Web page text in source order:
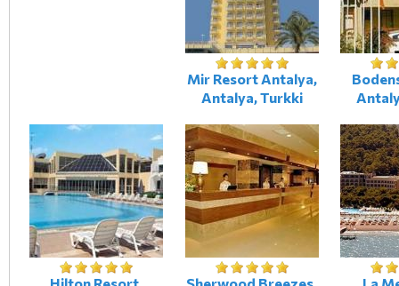
Mir Resort Antalya,
Antalya, Turkki